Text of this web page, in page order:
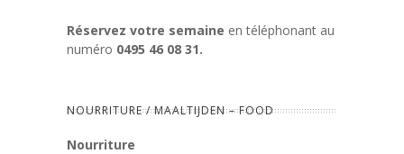
Réservez votre semaine en téléphonant au
numéro 0495 46 08 31.
NOURRITURE / MAALTIJDEN – FOOD
Nourriture